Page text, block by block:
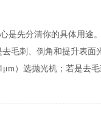
是先分清你的具体用途
毛刺、倒角和提升表面
）选抛光机；若是去毛